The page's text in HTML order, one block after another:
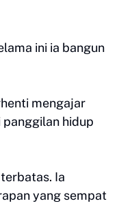
ini ia bangun
mengajar
hidup
Ia
yang sempat